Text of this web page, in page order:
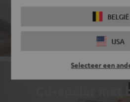
BELGIË
USA
Selecteer een
Compacte
Cd-speler